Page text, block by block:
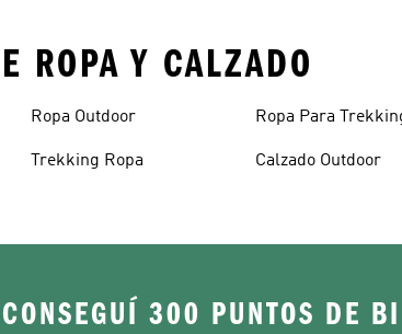
ROPA Y CALZADO
Ropa Outdoor
Trekking Ropa
Ropa Para
Calzado Outdoor
300 PUNTOS DE